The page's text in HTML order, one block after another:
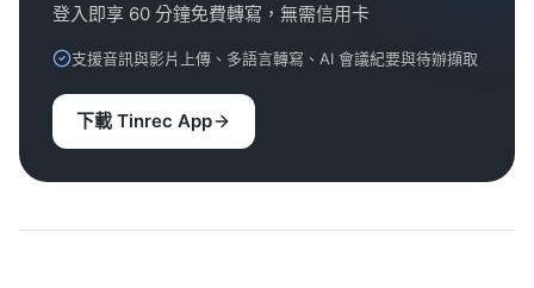
登入即享 60 分鐘免費轉寫，無需信用卡
支援音訊與影片上傳、多語言轉寫、AI 會議紀要與待辦擷取
下載 Tinrec App